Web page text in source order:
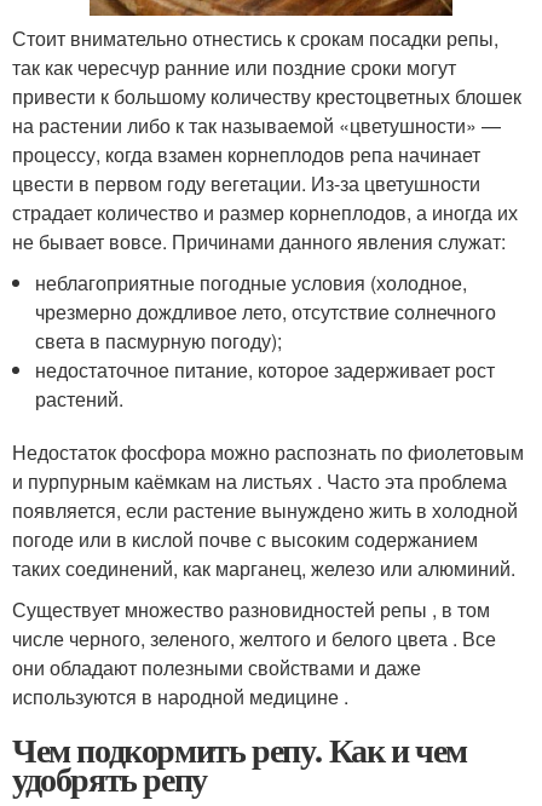
Стоит внимательно отнестись к срокам посадки репы,
так как чересчур ранние или поздние сроки могут
привести к большому количеству крестоцветных блошек
на растении либо к так называемой «цветушности» —
процессу, когда взамен корнеплодов репа начинает
цвести в первом году вегетации. Из-за цветушности
страдает количество и размер корнеплодов, а иногда их
не бывает вовсе. Причинами данного явления служат:
неблагоприятные погодные условия (холодное,
чрезмерно дождливое лето, отсутствие солнечного
света в пасмурную погоду);
недостаточное питание, которое задерживает рост
растений.
Недостаток фосфора можно распознать по фиолетовым
и пурпурным каёмкам на листьях . Часто эта проблема
появляется, если растение вынуждено жить в холодной
погоде или в кислой почве с высоким содержанием
таких соединений, как марганец, железо или алюминий.
Существует множество разновидностей репы , в том
числе черного, зеленого, желтого и белого цвета . Все
они обладают полезными свойствами и даже
используются в народной медицине .
Чем подкормить репу. Как и чем
удобрять репу